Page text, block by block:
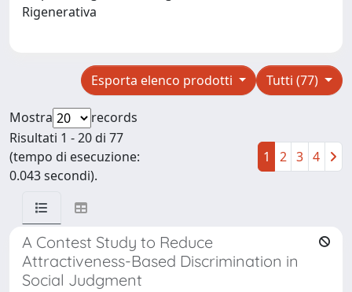
Rigenerativa
Tutti (77)
Esporta elenco prodotti
Mostra
records
Risultati 1 - 20 di 77
(tempo di esecuzione:
0.043 secondi).
1 2 3 4
A Contest Study to Reduce
Attractiveness-Based Discrimination in
Social Judgment